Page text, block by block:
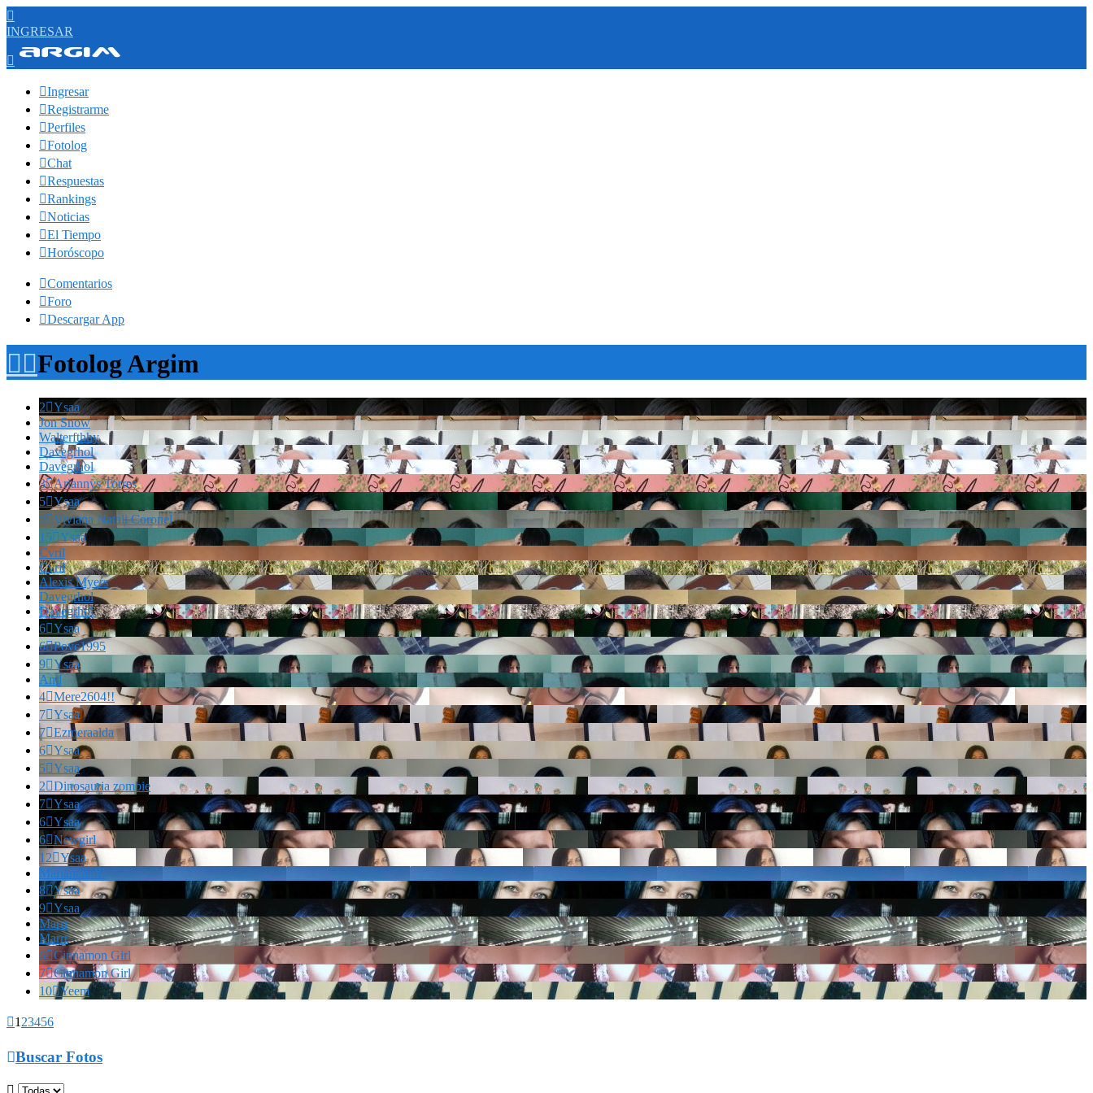

INGRESAR

Ingresar
Registrarme
Perfiles
Fotolog
Chat
Respuestas
Rankings
Noticias
El Tiempo
Horóscopo
Comentarios
Foro
Descargar App
Fotolog Argim
2Ysaa
Jon Snow
Walterfthhy
Davegrhol
Davegrhol
3Ariannys Torres
5Ysaa
2Viviana Natali Coronel
15Ysaa
Cvril
Cvril
Alexis Myers
Davegrhol
Davegrhol
6Ysaa
6Povc1995
9Ysaa
And
4Mere2604!!
7Ysaa
7Ezmeraalda
6Ysaa
5Ysaa
2Dinosauria zombie
7Ysaa
6Ysaa
6Newgirl
12Ysaa
Marianella!!!
8Ysaa
9Ysaa
Marrr
Marrr
6Cinnamon Girl
7Cinnamon Girl
10Yeem
1 23456
Buscar Fotos